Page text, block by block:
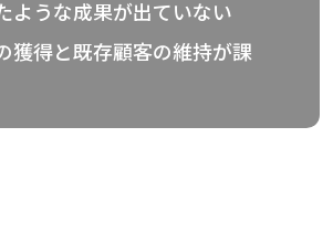
ような成果が出ていない
獲得と既存顧客の維持が課